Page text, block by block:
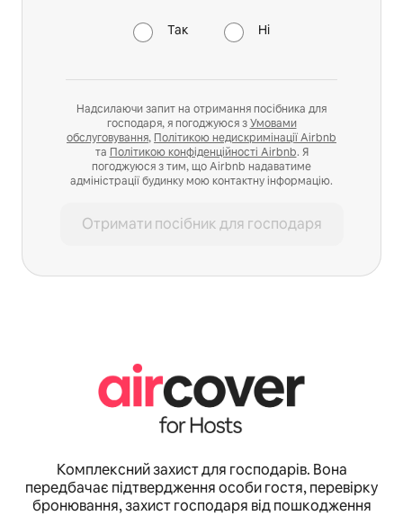
Так Ні
Надсилаючи запит на отримання посібника для
господаря, я погоджуюся зУмовами
обслуговування, Політикою недискримінації Airbnb
та Політикою конфіденційності Airbnb. Я
погоджуюся з тим, що Airbnb надаватиме
адміністрації будинку мою контактну інформацію.
Отримати посібник для господаря
Комплексний захист для господарів. Вона
передбачає підтвердження особи гостя, перевірку
бронювання, захист господаря від пошкодження